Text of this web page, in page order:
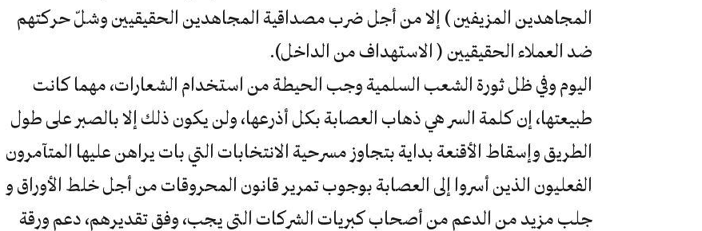
المجاهدين المزيفين ) إلا من أجل ضرب مصداقية المجاهدين الحقيقيين وشلّ حركتهم
ضد العملاء الحقيقيين ( الاستهداف من الداخل).
اليوم وفي ظل ثورة الشعب السلمية وجب الحيطة من استخدام الشعارات، مهما كانت
طبيعتها، إن كلمة السر هي ذهاب العصابة بكل أذرعها، ولن يكون ذلك إلا بالصبر على طول
الطريق وإسقاط الأقنعة بداية بتجاوز مسرحية الانتخابات التي بات يراهن عليها المتآمرون
الفعليون الذين أسروا إلى العصابة بوجوب تمرير قانون المحروقات من أجل خلط الأوراق و
جلب مزيد من الدعم من أصحاب كبريات الشركات التي يجب، وفق تقديرهم، دعم ورقة